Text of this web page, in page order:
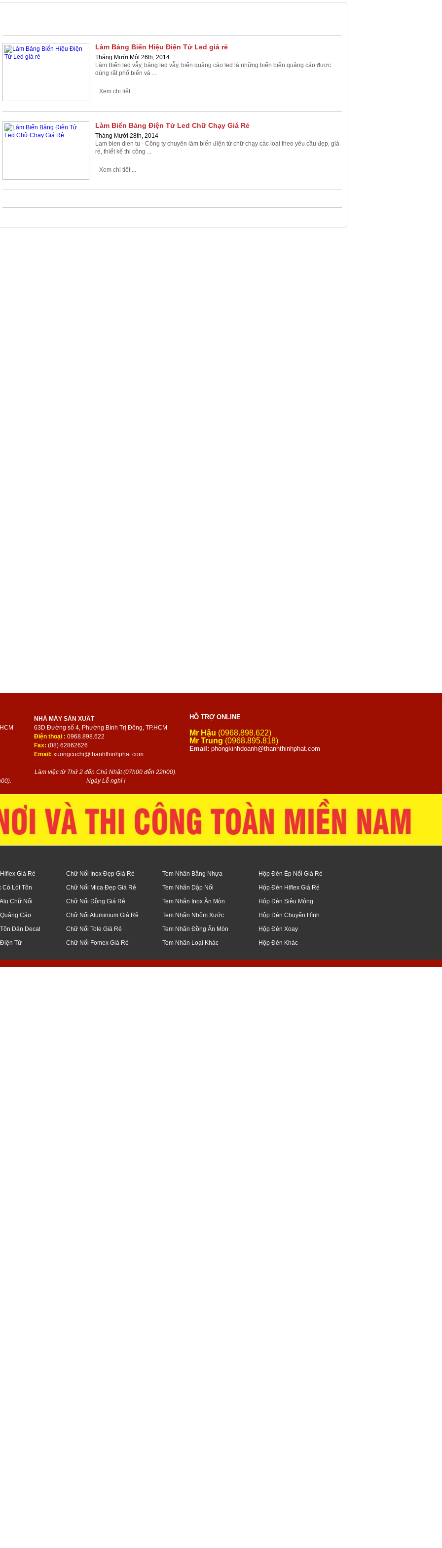
Làm Bảng Biển Hiệu Điện Tử Led giá rẻ
Tháng Mười Một 26th, 2014
Làm Biển led vẫy, bảng led vẫy, biển quảng cáo led là những biển biển quảng cáo được
dùng rất phổ biến và ...
Xem chi tiết ...
Làm Biển Bảng Điện Tử Led Chữ Chạy Giá Rẻ
Tháng Mười 28th, 2014
Lam bien dien tu - Công ty chuyên làm biển điện tử chữ chạy các loại theo yêu cầu đẹp, giá
rẻ, thiết kế thi công ...
Xem chi tiết ...
NHÀ MÁY SẢN XUẤT
63D Đường số 4, Phường Bình Trị Đông, TP.HCM
Điện thoại : 0968.898.622
Fax: (08) 62862626
Email: xuongcuchi@thanhthinhphat.com
Làm việc từ Thứ 2 đến Chủ Nhật (07h00 đến 22h00).
Ngày Lễ nghỉ !
HỖ TRỢ ONLINE
Mr Hậu (0968.898.622)
Mr Trung (0968.895.818)
Email: phongkinhdoanh@thanhthinhphat.com
Giá Rẻ
Có Lót Tôn
Chữ Nổi
Cáo
Dán Decal
Tử
Chữ Nổi Inox Đẹp Giá Rẻ
Chữ Nổi Mica Đẹp Giá Rẻ
Chữ Nổi Đồng Giá Rẻ
Chữ Nổi Aluminium Giá Rẻ
Chữ Nổi Tole Giá Rẻ
Chữ Nổi Fomex Giá Rẻ
Tem Nhãn Bằng Nhựa
Tem Nhãn Dập Nổi
Tem Nhãn Inox Ăn Mòn
Tem Nhãn Nhôm Xước
Tem Nhãn Đồng Ăn Mòn
Tem Nhãn Loại Khác
Hộp Đèn Ép Nổi Giá Rẻ
Hộp Đèn Hiflex Giá Rẻ
Hộp Đèn Siêu Mỏng
Hộp Đèn Chuyển Hình
Hộp Đèn Xoay
Hộp Đèn Khác
bình thạnh, thủ đức, q7, bình chánh, củ chi, q12, đà nẵng, bạc liêu, tiền giang, mỹ tho, vĩnh long, nghệ an, hà nội
ốp, bảng, biển, hiệu, led, điện tử, ma trận, giá, rẻ, gia công, inox, chữ nổi, đẹp, hình ảnh, kiếng, hoa cương